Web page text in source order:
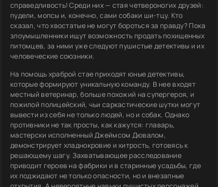
справедливость! Среди них — стая четвероногих друзей:
пудели, мопсы и, конечно, сами собаки ши-тцу. Кто
сказал, что хвостатые не могут бороться за правду? Пока
злоумышленники ищут возможность продать похищенных
питомцев, за ними уже следуют пушистые детективы и их
человеческие союзники.
На помощь храброй стае приходят юные детективы,
которые формируют уникальную команду. В нее входят
местный ветеринар, больше похожий на супергероя, и
пожилой полицейский, чьи саркастические шутки могут
вывести из себя не только людей, но и собак. Однако
противники не так просты, как кажутся: главарь,
мастерски исполненный Джеймсом Дювалом,
демонстрирует хладнокровие и хитрость, готовясь к
решающему шагу. Захватывающее расследование
приводит героев на фабрики и в старинные усадьбы, где
их поджидают не только опасности, но и внезапные